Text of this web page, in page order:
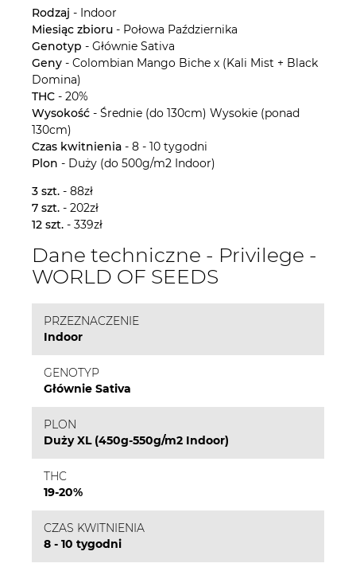
Rodzaj - Indoor
Miesiąc zbioru - Połowa Października
Genotyp - Głównie Sativa
Geny - Colombian Mango Biche x (Kali Mist + Black
Domina)
THC - 20%
Wysokość - Średnie (do 130cm) Wysokie (ponad
130cm)
Czas kwitnienia - 8 - 10 tygodni
Plon - Duży (do 500g/m2 Indoor)
3 szt. - 88zł
7 szt. - 202zł
12 szt. - 339zł
Dane techniczne - Privilege -
WORLD OF SEEDS
PRZEZNACZENIE
Indoor
GENOTYP
Głównie Sativa
PLON
Duży XL (450g-550g/m2 Indoor)
THC
19-20%
CZAS KWITNIENIA
8 - 10 tygodni